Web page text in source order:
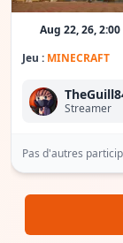
Aug 22, 26, 2:00
Jeu : MINECRAFT
Streamer
Pas d'autres